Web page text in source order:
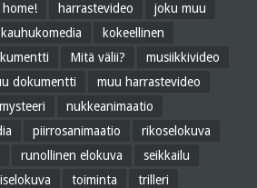
home! harrastevideo
joku muu
kauhukomedia
kokeellinen
Mitä välii?
musiikkivideo
dokumentti
muu harrastevideo
mysteeri
nukkeanimaatio
piirrosanimaatio
rikoselokuva
runollinen elokuva
seikkailu
toiminta
trilleri